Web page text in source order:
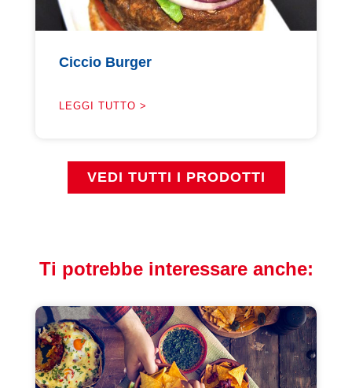
Ciccio Burger
LEGGI TUTTO >
VEDI TUTTI I PRODOTTI
Ti potrebbe interessare anche: